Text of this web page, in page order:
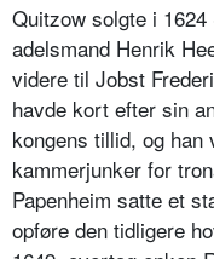
Quitzow solgte i
adelsmand Henrik
videre til Jobst
havde kort efter sin
kongens tillid, og
kammerjunker for
Papenheim satte et
opføre den tidligere